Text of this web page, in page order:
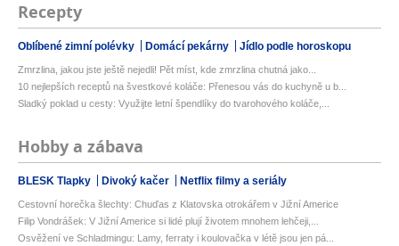
Recepty
Oblíbené zimní polévky Domácí pekárny Jídlo podle horoskopu
Zmrzlina, jakou jste ještě nejedli! Pět míst, kde zmrzlina chutná jako...
10 nejlepších receptů na švestkové koláče: Přenesou vás do kuchyně u b...
Sladký poklad u cesty: Využijte letní špendlíky do tvarohového koláče,...
Hobby a zábava
BLESK Tlapky Divoký kačer Netflix filmy a seriály
Cestovní horečka šlechty: Chuďas z Klatovska otrokářem v Jižní Americe
Filip Vondrášek: V Jižní Americe si lidé plují životem mnohem lehčeji,...
Osvěžení ve Schladmingu: Lamy, ferraty i koulovačka v létě jsou jen pá...